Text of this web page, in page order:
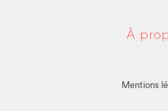
À
Mentions